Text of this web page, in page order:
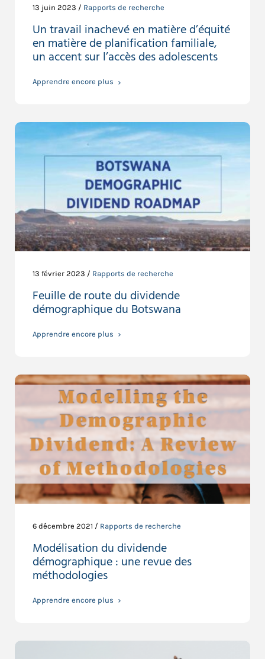
13 juin 2023 / Rapports de recherche
Un travail inachevé en matière d’équité
en matière de planification familiale,
un accent sur l’accès des adolescents
Apprendre encore plus
13 février 2023 / Rapports de recherche
Feuille de route du dividende
démographique du Botswana
Apprendre encore plus
6 décembre 2021 / Rapports de recherche
Modélisation du dividende
démographique : une revue des
méthodologies
Apprendre encore plus